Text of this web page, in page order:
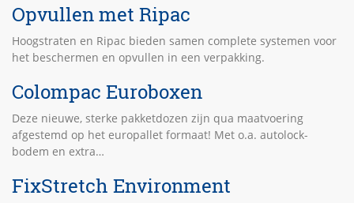
Opvullen met Ripac
Hoogstraten en Ripac bieden samen complete systemen voor
het beschermen en opvullen in een verpakking.
Colompac Euroboxen
Deze nieuwe, sterke pakketdozen zijn qua maatvoering
afgestemd op het europallet formaat! Met o.a. autolock-
bodem en extra…
FixStretch Environment